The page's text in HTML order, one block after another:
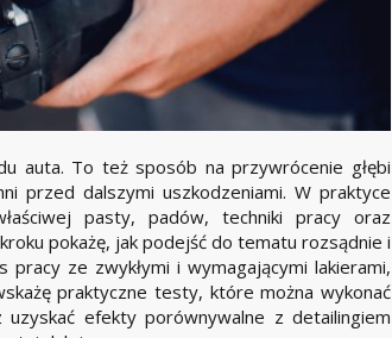
auta. To też sposób na przywrócenie głębi
przed dalszymi uszkodzeniami. W praktyce
pasty, padów, techniki pracy oraz
pokażę, jak podejść do tematu rozsądnie i
ze zwykłymi i wymagającymi lakierami,
praktyczne testy, które można wykonać
uzyskać efekty porównywalne z detailingiem